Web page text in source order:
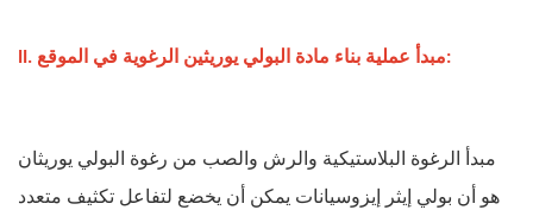
II. مبدأ عملية بناء مادة البولي يوريثين الرغوية في الموقع:
مبدأ الرغوة البلاستيكية والرش والصب من رغوة البولي يوريثان
هو أن بولي إيثر إيزوسيانات يمكن أن يخضع لتفاعل تكثيف متعدد